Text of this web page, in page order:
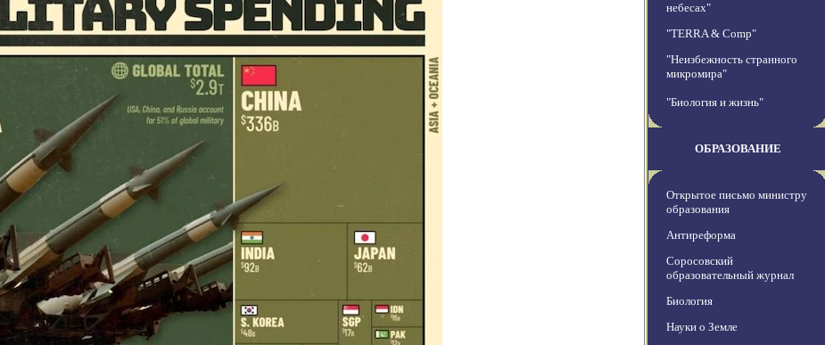
небесах"
"TERRA & Comp"
"Неизбежность странного
микромира"
"Биология и жизнь"
ОБРАЗОВАНИЕ
Открытое письмо министру
образования
Антиреформа
Соросовский
образовательный журнал
Биология
Науки о Земле